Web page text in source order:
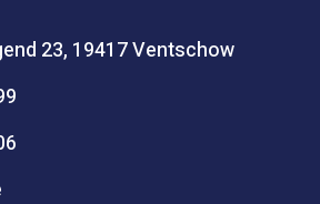
23, 19417 Ventschow